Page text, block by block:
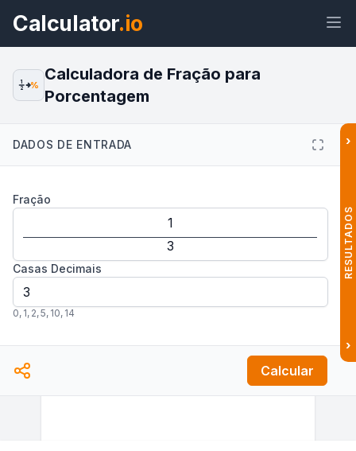
Calculator.io
1
2
%
Calculadora de Fração para
Porcentagem
DADOS DE ENTRADA
Fração
Casas Decimais
0, 1, 2,5, 10, 14
Calcular
›
RESULTADOS
›